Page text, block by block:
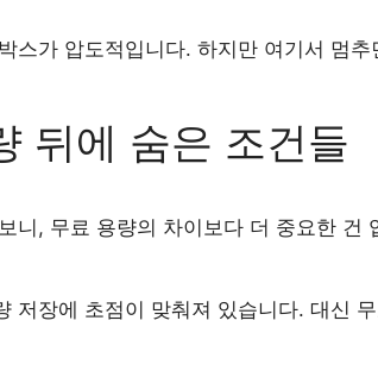
스가 압도적입니다. 하지만 여기서 멈추
뒤에 숨은 조건들
니, 무료 용량의 차이보다 더 중요한 건
저장에 초점이 맞춰져 있습니다. 대신